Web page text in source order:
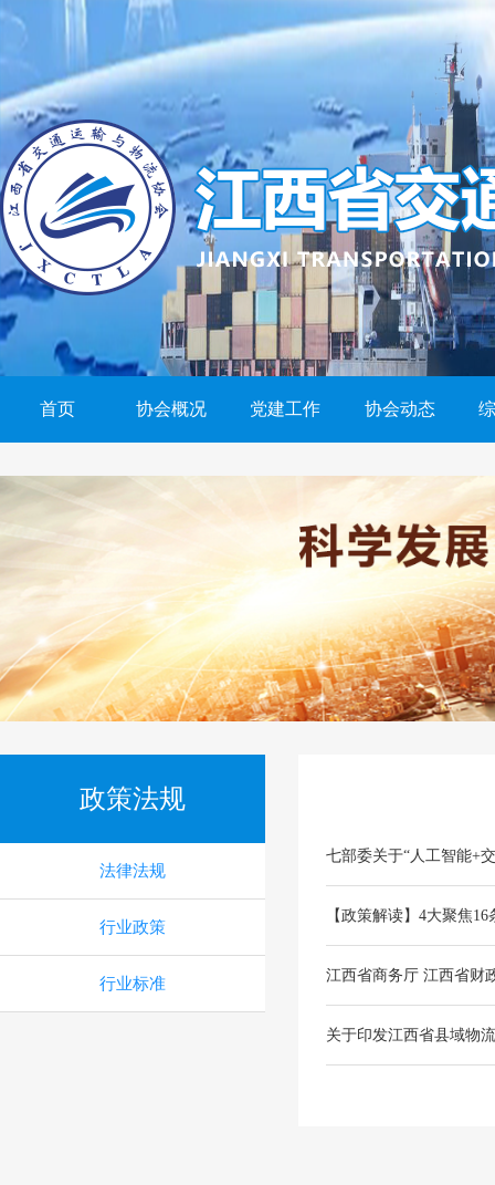
首页 协会概况 党建工作 协会动态
政策法规
法律法规
行业政策
行业标准
七部委关于“人工智能+
【政策解读】4大聚焦
江西省商务厅 江西省财
关于印发江西省县域物